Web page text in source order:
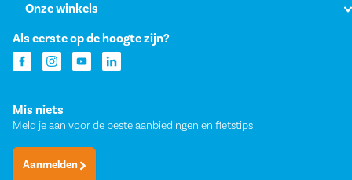
Onze winkels
Als eerste op de hoogte zijn?
Mis niets
Meld je aan voor de beste aanbiedingen en fietstips
Aanmelden